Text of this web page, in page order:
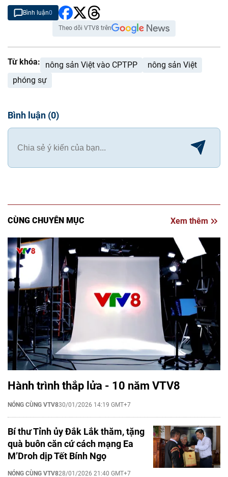
Bình luận0
Theo dõi VTV8 trên
Từ khóa: nông sản Việt vào CPTPP
nông sản Việt
phóng sự
Bình luận (0)
CÙNG CHUYÊN MỤC Xem thêm
Hành trình thắp lửa - 10 năm VTV8
NÓNG CÙNG VTV830/01/2026 14:19 GMT+7
Bí thư Tỉnh ủy Đắk Lắk thăm, tặng
quà buôn căn cứ cách mạng Ea
M’Droh dịp Tết Bính Ngọ
NÓNG CÙNG VTV828/01/2026 21:40 GMT+7